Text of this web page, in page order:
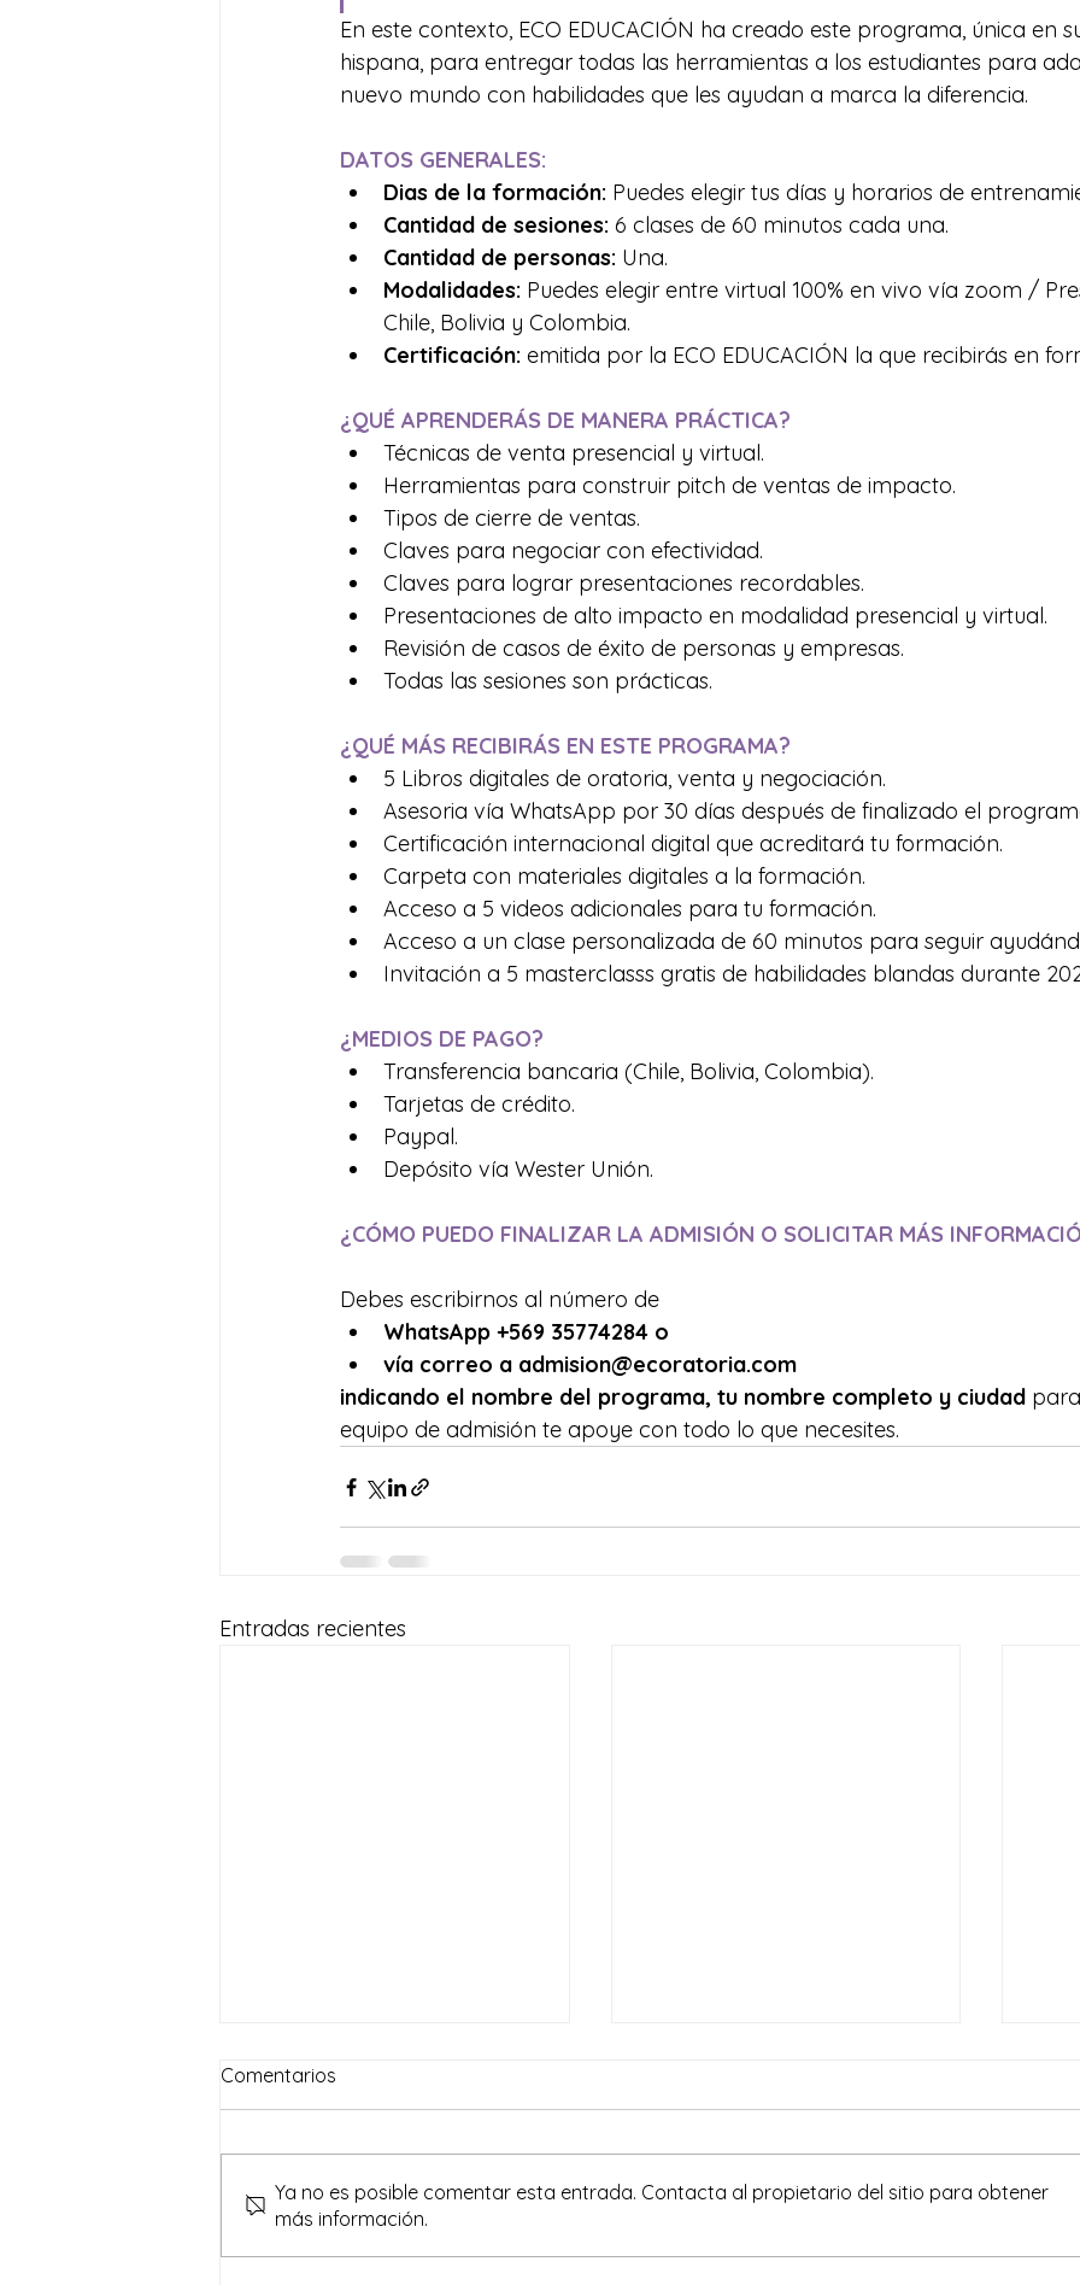
En este contexto, ECO EDUCACIÓN ha creado este programa, única en
hispana, para entregar todas las herramientas a los estudiantes para
nuevo mundo con habilidades que les ayudan a marca la diferencia.
DATOS GENERALES:
Dias de la formación: Puedes elegir tus días y horarios de
Cantidad de sesiones: 6 clases de 60 minutos cada una.
Cantidad de personas: Una.
Modalidades: Puedes elegir entre virtual 100% en vivo vía zoom /
Chile, Bolivia y Colombia.
Certificación: emitida por la ECO EDUCACIÓN la que recibirás en
¿QUÉ APRENDERÁS DE MANERA PRÁCTICA?
Técnicas de venta presencial y virtual.
Herramientas para construir pitch de ventas de impacto.
Tipos de cierre de ventas.
Claves para negociar con efectividad.
Claves para lograr presentaciones recordables.
Presentaciones de alto impacto en modalidad presencial y virtual.
Revisión de casos de éxito de personas y empresas.
Todas las sesiones son prácticas.
¿QUÉ MÁS RECIBIRÁS EN ESTE PROGRAMA?
5 Libros digitales de oratoria, venta y negociación.
Asesoria vía WhatsApp por 30 días después de finalizado el
Certificación internacional digital que acreditará tu formación.
Carpeta con materiales digitales a la formación.
Acceso a 5 videos adicionales para tu formación.
Acceso a un clase personalizada de 60 minutos para seguir
Invitación a 5 masterclasss gratis de habilidades blandas durante
¿MEDIOS DE PAGO?
Transferencia bancaria (Chile, Bolivia, Colombia).
Tarjetas de crédito.
Paypal.
Depósito vía Wester Unión.
¿CÓMO PUEDO FINALIZAR LA ADMISIÓN O SOLICITAR MÁS
Debes escribirnos al número de
WhatsApp +569 35774284 o
vía correo a admision@ecoratoria.com
indicando el nombre del programa, tu nombre completo y ciudad
equipo de admisión te apoye con todo lo que necesites.
Entradas recientes
Programa Personalizado de
Taller para niños Técnicas
Comentarios
Ya no es posible comentar esta entrada. Contacta al propietario del sitio para obtener
más información.